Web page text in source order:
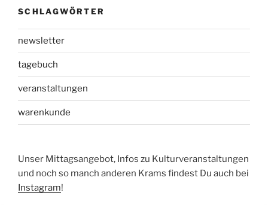
SCHLAGWÖRTER
newsletter
tagebuch
veranstaltungen
warenkunde
Unser Mittagsangebot, Infos zu Kulturveranstaltungen
und noch so manch anderen Krams findest Du auch bei
Instagram!